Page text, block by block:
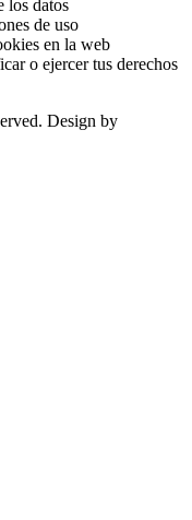
los datos
de uso
en la web
o ejercer tus derechos
Design by